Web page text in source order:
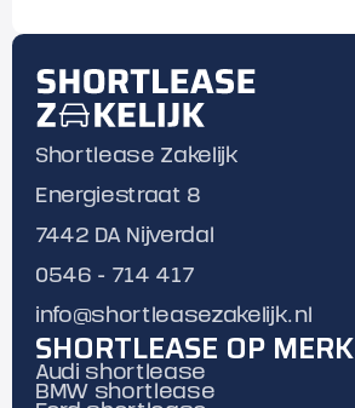
Shortlease Zakelijk
Energiestraat 8
7442 DA Nijverdal
0546 - 714 417
info@shortleasezakelijk.nl
SHORTLEASE OP MERK
Audi shortlease
BMW shortlease